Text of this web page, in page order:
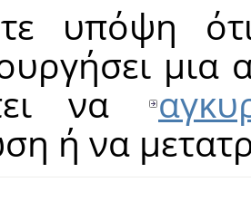
υπόψη
να
ή να